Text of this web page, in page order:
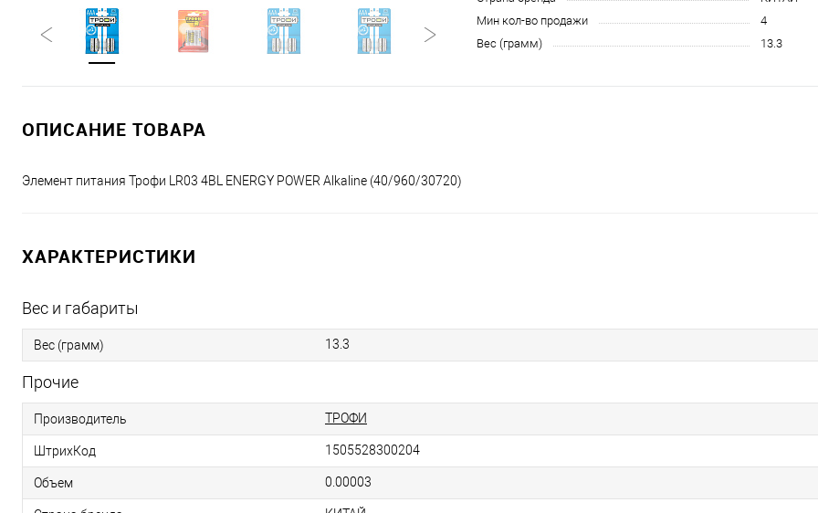
Мин кол-во продажи
4
Вес (грамм)
13.3
ОПИСАНИЕ ТОВАРА
Элемент питания Трофи LR03 4BL ENERGY POWER Alkaline (40/960/30720)
ХАРАКТЕРИСТИКИ
Вес и габариты
Вес (грамм) 13.3
Прочие
Производитель ТРОФИ
ШтрихКод 1505528300204
Объем 0.00003